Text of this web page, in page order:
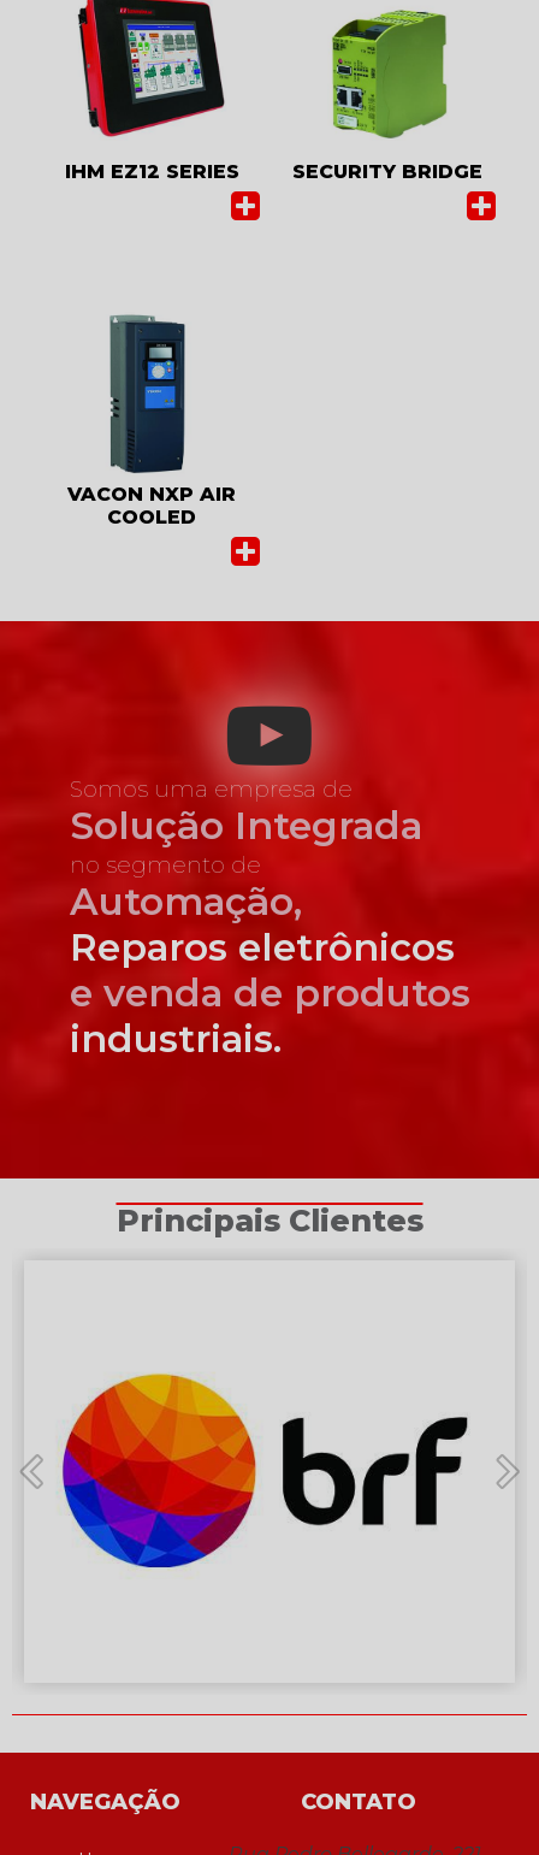
IHM EZ12 SERIES SECURITY BRIDGE
VACON NXP AIR
COOLED
Somos uma empresa de
Solução Integrada
no segmento de
Automação,
Reparos eletrônicos
e venda de produtos
industriais.
Principais Clientes
NAVEGAÇÃO CONTATO